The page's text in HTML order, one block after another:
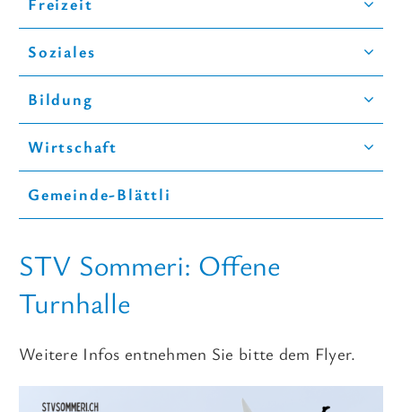
A-Z
Soziales
Bildung
Wirtschaft
Gemeinde-Blättli
STV Sommeri: Offene
Turnhalle
Weitere Infos entnehmen Sie bitte dem Flyer.